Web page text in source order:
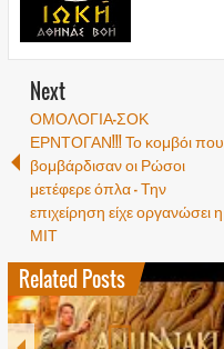
Next
ΟΜΟΛΟΓΙΑ-ΣΟΚ
ΕΡΝΤΟΓΑΝ!!! Το κομβόι που
βομβάρδισαν οι Ρώσοι
μετέφερε όπλα – Την
επιχείρηση είχε οργανώσει η
ΜΙΤ
Related Posts